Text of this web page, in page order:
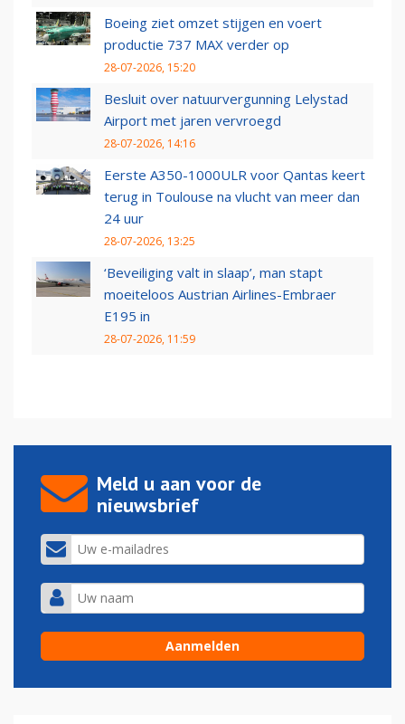
Boeing ziet omzet stijgen en voert
productie 737 MAX verder op
28-07-2026, 15:20
Besluit over natuurvergunning Lelystad
Airport met jaren vervroegd
28-07-2026, 14:16
Eerste A350-1000ULR voor Qantas keert
terug in Toulouse na vlucht van meer dan
24 uur
28-07-2026, 13:25
‘Beveiliging valt in slaap’, man stapt
moeiteloos Austrian Airlines-Embraer
E195 in
28-07-2026, 11:59
Meld u aan voor de
nieuwsbrief